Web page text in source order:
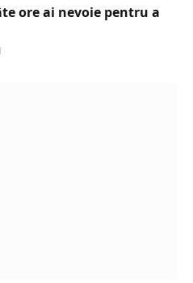
ore ai nevoie pentru a